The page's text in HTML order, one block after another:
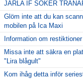
JÄRLA IF SÖKER
Glöm inte att du kan
mobilen på Ica Maxi
Information om
Missa inte att säkra en
"Lira blågult"
Kom ihåg detta inför